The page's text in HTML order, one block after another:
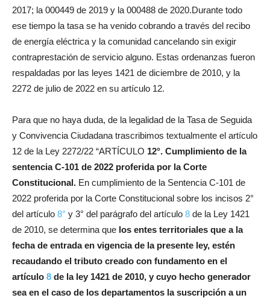
2017; la 000449 de 2019 y la 000488 de 2020.Durante todo
ese tiempo la tasa se ha venido cobrando a través del recibo
de energía eléctrica y la comunidad cancelando sin exigir
contraprestación de servicio alguno. Estas ordenanzas fueron
respaldadas por las leyes 1421 de diciembre de 2010, y la
2272 de julio de 2022 en su artículo 12.
Para que no haya duda, de la legalidad de la Tasa de Seguida
y Convivencia Ciudadana trascribimos textualmente el artículo
12 de la Ley 2272/22 “ARTÍCULO 12°. Cumplimiento de la
sentencia C-101 de 2022 proferida por la Corte
Constitucional. En cumplimiento de la Sentencia C-101 de
2022 proferida por la Corte Constitucional sobre los incisos 2°
del artículo 8° y 3° del parágrafo del artículo 8 de la Ley 1421
de 2010, se determina que los entes territoriales que a la
fecha de entrada en vigencia de la presente ley, estén
recaudando el tributo creado con fundamento en el
artículo 8 de la ley 1421 de 2010, y cuyo hecho generador
sea en el caso de los departamentos la suscripción a un